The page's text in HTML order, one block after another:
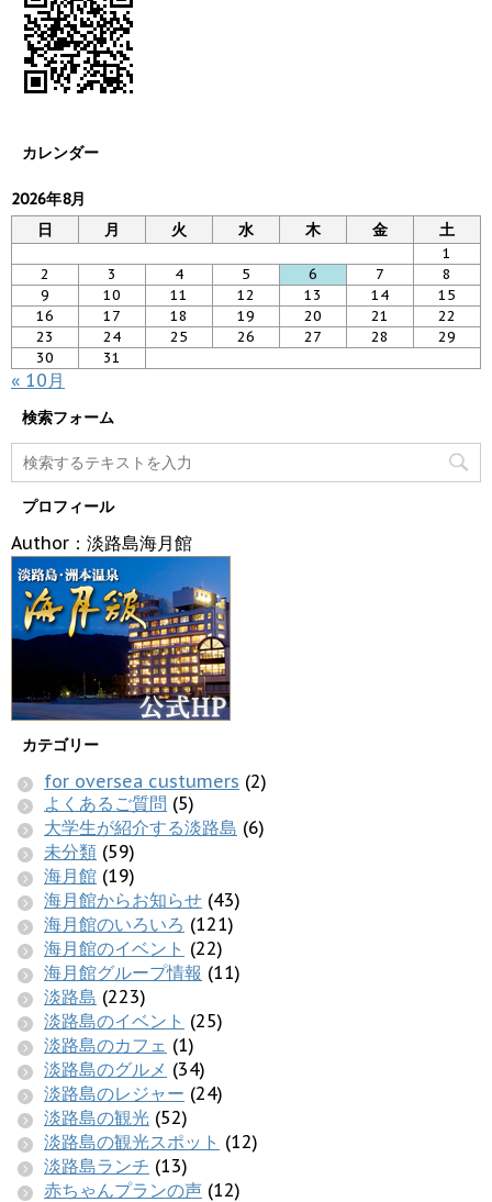
カレンダー
2026年8月
日
月 火 水 木 金 土
1
2
3 4 5 6 7
8
9
10 11 12 13 14
15
16
17 18 19 20 21
22
23
24 25 26 27 28
29
30
31
« 10月
検索フォーム
プロフィール
Author：淡路島海月館
カテゴリー
for oversea custumers (2)
よくあるご質問 (5)
大学生が紹介する淡路島 (6)
未分類 (59)
海月館 (19)
海月館からお知らせ (43)
海月館のいろいろ (121)
海月館のイベント (22)
海月館グループ情報 (11)
淡路島 (223)
淡路島のイベント (25)
淡路島のカフェ (1)
淡路島のグルメ (34)
淡路島のレジャー (24)
淡路島の観光 (52)
淡路島の観光スポット (12)
淡路島ランチ (13)
赤ちゃんプランの声 (12)